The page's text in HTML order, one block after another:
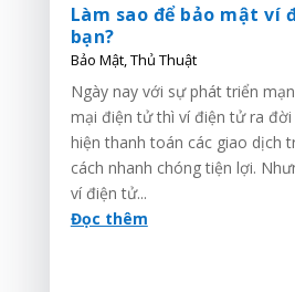
Làm sao để bảo mật ví
bạn?
Bảo Mật, Thủ Thuật
Ngày nay với sự phát triển
mại điện tử thì ví điện tử ra
hiện thanh toán các giao dịch
cách nhanh chóng tiện lợi.
ví điện tử...
Đọc thêm